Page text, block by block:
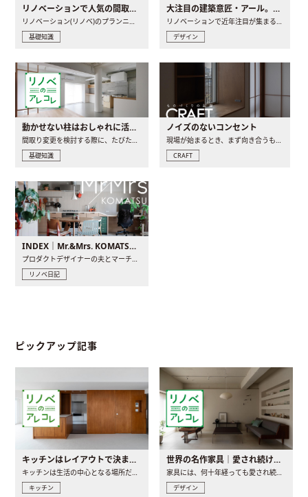
リノベーションで人気の間取りとは？トレンドの間取りと実例を徹底解説
リノベーション(リノベ)のプランニングで一番最初に決めるのは..
基礎知識
大注目の建築意匠・アール。人気の理由と空間に取り入れるポイント
リノベーションで近年注目が集まる建築意匠の一つであるアール..
デザイン
動かせない柱はおしゃれに活用！柱を魅せるリノベーション(リノベ)4選
間取り変更を検討する際に、たびたび皆さんの頭を悩ませる動か..
基礎知識
ノイズのないコンセント
現場が始まるとき、まず向き合うものの一つがコンセントです..
CRAFT
INDEX｜Mr.&Mrs. KOMATSU renovation diary
プロダクトデザイナーの夫とマーチャンダイザーの妻が、夫婦で..
リノベ日記
ピックアップ記事
キッチンはレイアウトで決まる。後悔しないための考え方と選び方
キッチン
世界の名作家具｜愛され続ける理由と一生モノとの出会い方
デザイン